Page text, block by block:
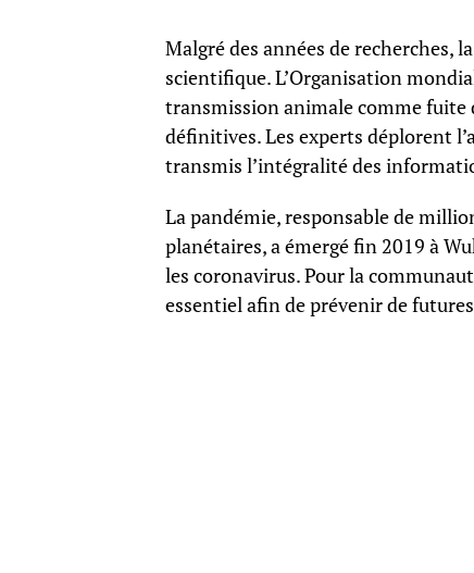
Malgré des années de recherches,
scientifique. L’Organisation
transmission animale comme fuite
définitives. Les experts déplorent
transmis l’intégralité des
La pandémie, responsable de
planétaires, a émergé fin 2019 à
les coronavirus. Pour la
essentiel afin de prévenir de